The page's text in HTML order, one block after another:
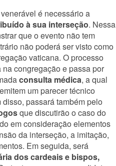
é necessário a
à sua interseção. Nessa
que o evento não tem
não poderá ser visto como
vaticana. O processo
congregação e passa por
consulta médica, a qual
um parecer técnico
passará também pelo
que discutirão o caso do
em consideração elementos
da interseção, a imitação,
Em seguida, será
dos cardeais e bispos,